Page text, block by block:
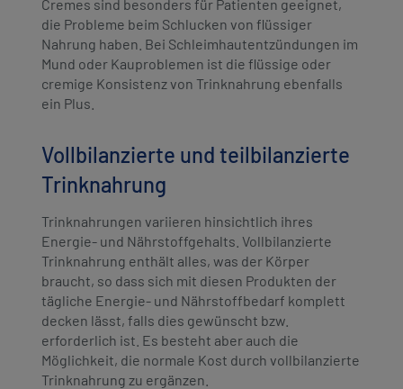
Cremes sind besonders für Patienten geeignet,
die Probleme beim Schlucken von flüssiger
Nahrung haben. Bei Schleimhautentzündungen im
Mund oder Kauproblemen ist die flüssige oder
cremige Konsistenz von Trinknahrung ebenfalls
ein Plus.
Vollbilanzierte und teilbilanzierte
Trinknahrung
Trinknahrungen variieren hinsichtlich ihres
Energie- und Nährstoffgehalts. Vollbilanzierte
Trinknahrung enthält alles, was der Körper
braucht, so dass sich mit diesen Produkten der
tägliche Energie- und Nährstoffbedarf komplett
decken lässt, falls dies gewünscht bzw.
erforderlich ist. Es besteht aber auch die
Möglichkeit, die normale Kost durch vollbilanzierte
Trinknahrung zu ergänzen.